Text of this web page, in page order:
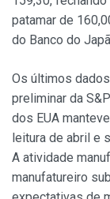
patamar de
do Banco do
Os últimos
preliminar da
dos EUA
leitura de abril e
A atividade
manufatureiro